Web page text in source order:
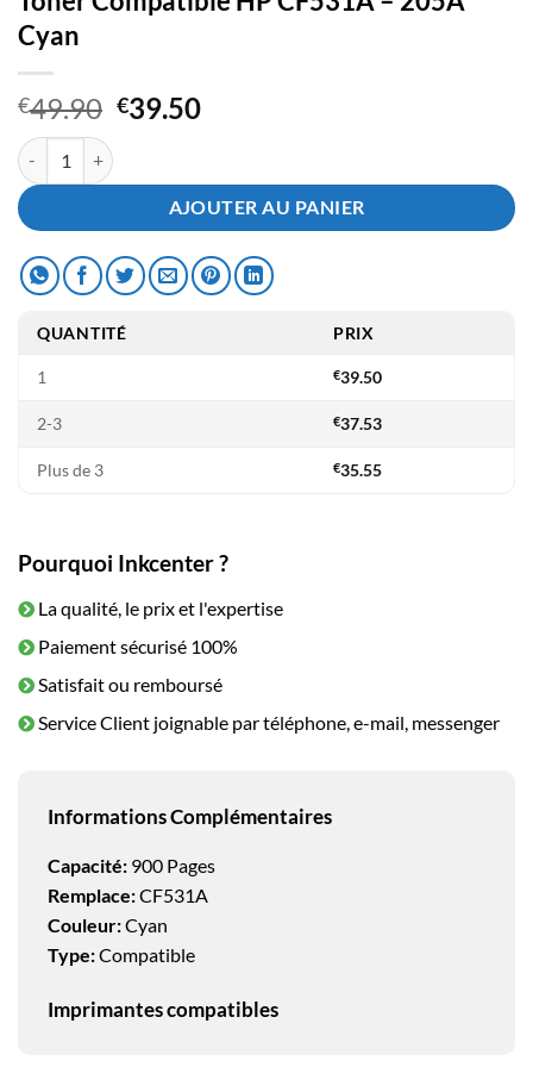
Cyan
€49.90 Le
était :
€49.90.
€39.50Le
est :
€39.50.
quantité de Toner Compatible HP CF531A - 205A Cyan
AJOUTER AU PANIER
QUANTITÉ PRIX
1 €39.50
2-3 €37.53
Plus de 3 €35.55
Pourquoi Inkcenter ?
La qualité, le prix et l'expertise
Paiement sécurisé 100%
Satisfait ou remboursé
Service Client joignable par téléphone, e-mail, messenger
Informations Complémentaires
Capacité: 900 Pages
Remplace:CF531A
Couleur:Cyan
Type:Compatible
Imprimantes compatibles